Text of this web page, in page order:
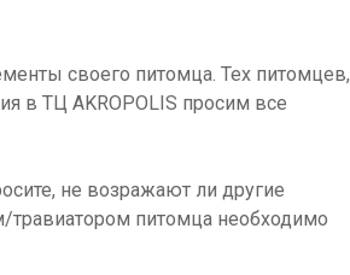
своего питомца. Тех питомцев,
в ТЦ AKROPOLIS просим все
не возражают ли другие
травиатором питомца необходимо